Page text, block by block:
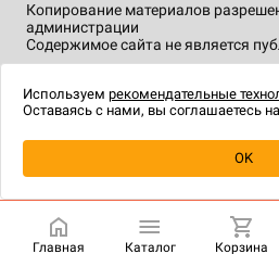
Уведомить о
Копирование материалов
администрации
Содержимое сайта не является
технологии.
Главная Каталог Корзина
Используем рекомендательные
Оставаясь с нами, вы соглашаетесь
OK